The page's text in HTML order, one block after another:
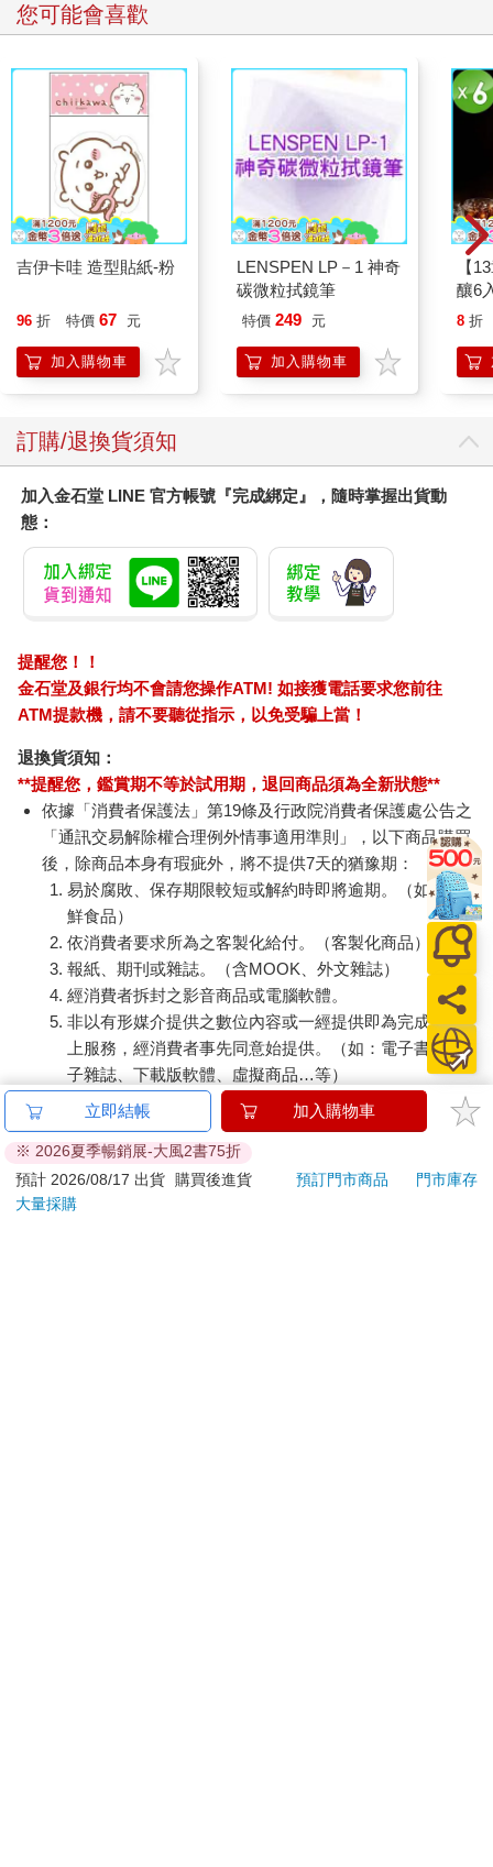
您可能會喜歡
吉伊卡哇 造型貼紙-粉
96 折 特價 67 元
加入購物車
LENSPEN LP－1 神奇
碳微粒拭鏡筆
特價 249 元
加入購物車
【
釀6
8 折
訂購/退換貨須知
加入金石堂 LINE 官方帳號『完成綁定』，隨時掌握出貨動
態：
提醒您！！
金石堂及銀行均不會請您操作ATM! 如接獲電話要求您前往
ATM提款機，請不要聽從指示，以免受騙上當！
退換貨須知：
**提醒您，鑑賞期不等於試用期，退回商品須為全新狀態**
依據「消費者保護法」第19條及行政院消費者保護處公告之
「通訊交易解除權合理例外情事適用準則」，以下商品購買
後，除商品本身有瑕疵外，將不提供7天的猶豫期：
易於腐敗、保存期限較短或解約時即將逾期。（如：生
鮮食品）
依消費者要求所為之客製化給付。（客製化商品）
報紙、期刊或雜誌。（含MOOK、外文雜誌）
經消費者拆封之影音商品或電腦軟體。
非以有形媒介提供之數位內容或一經提供即為完成之線
上服務，經消費者事先同意始提供。（如：電子書、電
子雜誌、下載版軟體、虛擬商品…等）
已拆封之個人衛生用品。（如：內衣褲、刮鬍刀、除毛
刀…等）
若非上列種類商品，均享有到貨7天的猶豫期（含例假
日）。
辦理退換貨時，商品（組合商品恕無法接受單獨退貨）必須
立即結帳 加入購物車
※ 2026夏季暢銷展-大風2書75折
預計 2026/08/17 出貨
購買後進貨 預訂門市商品
門市庫存
大量採購